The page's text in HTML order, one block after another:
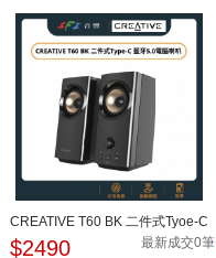
CREATIVE T60 BK 二件式Tyoe-C
藍牙5.0電腦喇叭
$2490 最新成交0筆